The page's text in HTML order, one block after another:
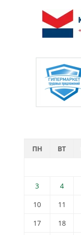
ПН ВТ
3
4
10
11
17
18